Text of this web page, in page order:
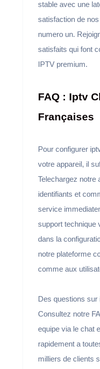
stable avec une
satisfaction de
numero un.
satisfaits qui font
IPTV premium.
FAQ : Iptv
Françaises
Pour configurer
votre appareil, il
Telechargez notre
identifiants et
service
support technique
dans la
notre plateforme
comme aux
Des questions
Consultez notre
equipe via le chat
rapidement a
milliers de clients